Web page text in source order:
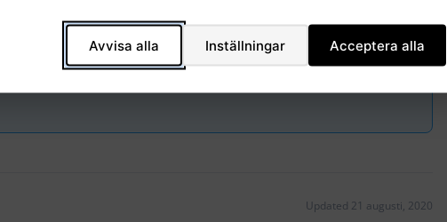
Updated 21 augusti, 2020
Avvisa alla Inställningar Acceptera alla